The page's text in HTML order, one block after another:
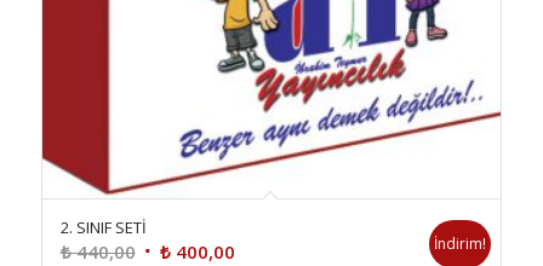
2. SINIF SETİ
₺440,00 Orijinal
₺400,00Şu
İndirim!